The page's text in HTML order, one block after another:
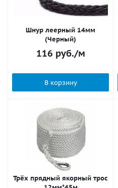
Шнур леерный 14мм
(Черный)
116 руб./м
В корзину
Трёх прядный якорный трос